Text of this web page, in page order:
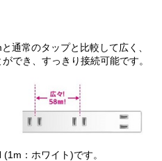
通常のタップと比較して広く、
でき、すっきり接続可能です。
：ホワイト)です。